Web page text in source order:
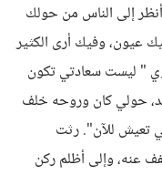
إلى الناس من حولك
عيون، وفيك أرى الكثير
" ليست سعادتي تكون
حولي كان وروحه خلف
تعيش للآن". رثت
عنه، وإلى أظلم ركن